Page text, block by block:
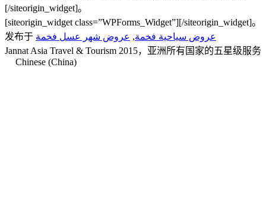
[/siteorigin_widget]。
[siteorigin_widget class=”WPForms_Widget”][/siteorigin_widget]。
发布于
عروض سياحية فخمة, عروض شهر عسل فخمة
Jannat Asia Travel & Tourism 2015，亚洲所有国家的五星级服务
Chinese (China)